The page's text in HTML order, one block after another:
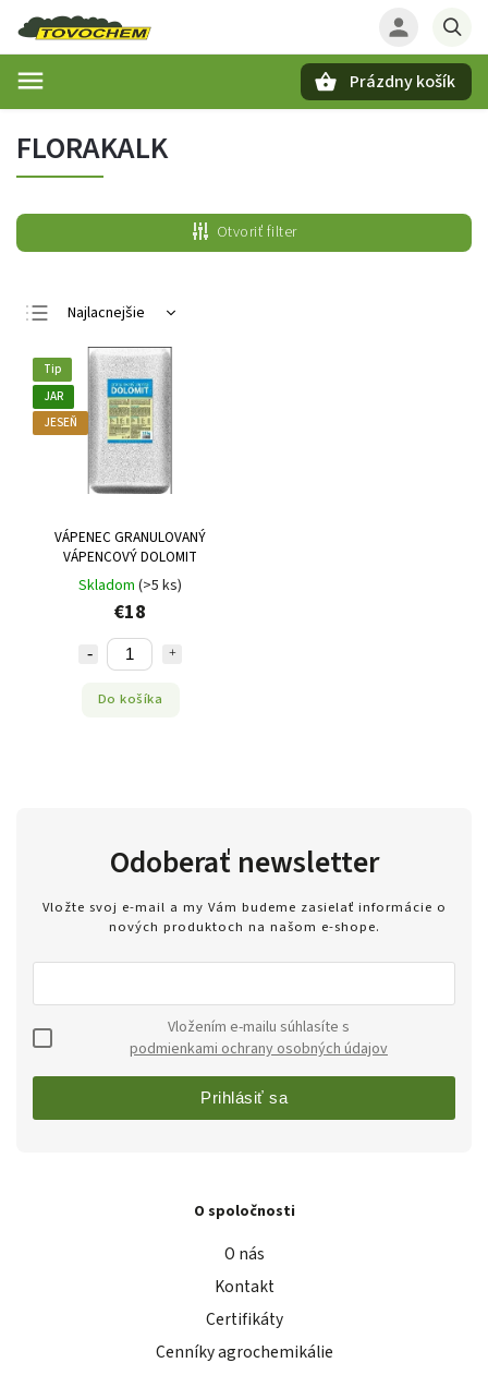
Prázdny košík
FLORAKALK
Otvoriť filter
Najlacnejšie
Najdrahšie
Najpredávanejšie
Abecedne
Tip
JAR
JESEŇ
VÁPENEC GRANULOVANÝ
VÁPENCOVÝ DOLOMIT
Skladom (>5 ks)
€18
Do košíka
Odoberať newsletter
Vložte svoj e-mail a my Vám budeme zasielať informácie o
nových produktoch na našom e-shope.
podmienkami ochrany osobných údajov
Prihlásiť sa
O spoločnosti
O nás
Kontakt
Certifikáty
Cenníky agrochemikálie